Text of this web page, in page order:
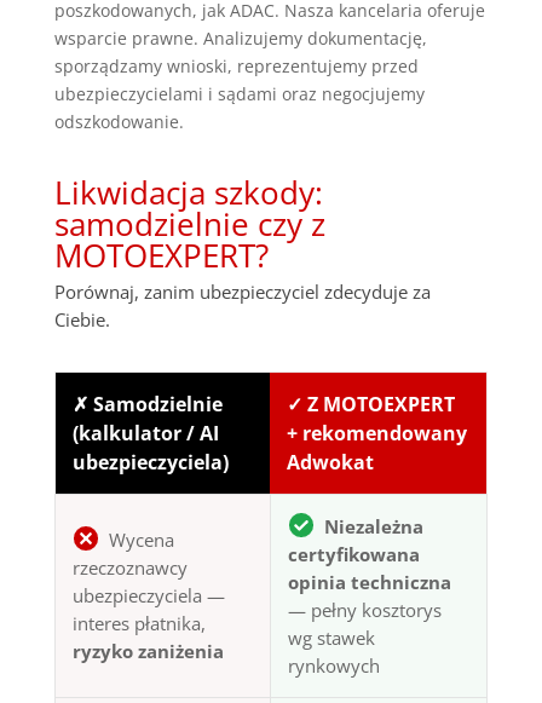
poszkodowanych, jak ADAC. Nasza kancelaria oferuje
wsparcie prawne. Analizujemy dokumentację,
sporządzamy wnioski, reprezentujemy przed
ubezpieczycielami i sądami oraz negocjujemy
odszkodowanie.
Likwidacja szkody:
samodzielnie czy z
MOTOEXPERT?
Porównaj, zanim ubezpieczyciel zdecyduje za
Ciebie.
✗ Samodzielnie
(kalkulator / AI
ubezpieczyciela)
✓ Z MOTOEXPERT
+ rekomendowany
Adwokat
Wycena
rzeczoznawcy
ubezpieczyciela —
interes płatnika,
ryzyko zaniżenia
Niezależna
certyfikowana
opinia techniczna
— pełny kosztorys
wg stawek
rynkowych